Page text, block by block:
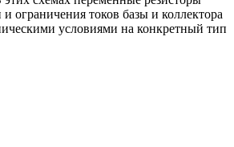
ограничения токов базы и коллектора
условиями на конкретный тип